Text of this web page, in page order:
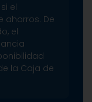
el
ahorros. De
el
la Caja de